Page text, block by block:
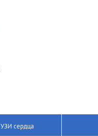
УЗИ сердца